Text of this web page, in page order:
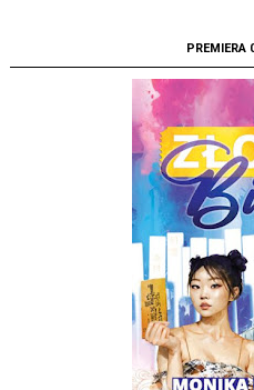
PREMIERA